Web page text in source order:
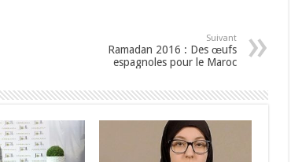
Suivant
Ramadan 2016 : Des œufs
espagnoles pour le Maroc